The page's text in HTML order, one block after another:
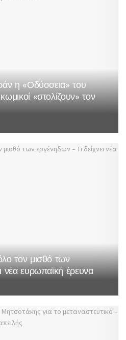
η «Οδύσσεια» του
«στολίζουν» τον
τον μισθό των
νέα ευρωπαϊκή έρευνα